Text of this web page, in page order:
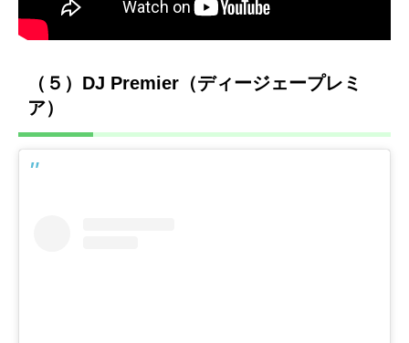
（５）DJ Premier（ディージェープレミ
ア）